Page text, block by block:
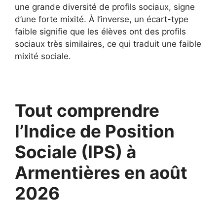
une grande diversité de profils sociaux, signe
d’une forte mixité. À l’inverse, un écart-type
faible signifie que les élèves ont des profils
sociaux très similaires, ce qui traduit une faible
mixité sociale.
Tout comprendre
l’Indice de Position
Sociale (IPS) à
Armentières en août
2026